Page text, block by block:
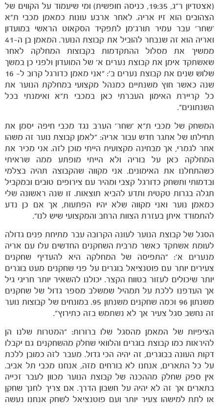
הקבוצות
(אצטדיון ר"ג, 19:35, כניסה חופשית) ומי שיעמוד על הקווים של
הצהובים הוא זיו אריה. לאחר ארבע עונות כמאמן מכבי ת"א
'שחר' עבר עמיר תורג'מן לתפקיד הסקאוט הראשי במועדון
ואריה הוא זה שנבחר להוביל את קבוצת הנוער. המאמן בן ה-41
ממשיך את מסלול ההתקדמות בקבוצות המחלקה לאחר
שאשתקד אימן את קבוצת נערים א' של המועדון ולפני כן במשך
שלוש שנים את קבוצת נערים ב': "אני מאמן כדורגל קרוב ל- 16
שנה כאשר חוץ משנתיים כמנהל מקצועי במחלקת הנוער את
כל קריירת האימון העברתי כאן במכבי ת"א ואימנתי בכל
השנתונים".
המשחק של מכבי ת"א 'שחר' הערב נגד מכבי חיפה יסמן את
תחילתו של אתגר חדש עבור אריה: "לאמן קבוצת נוער זה משהו
אחר לגמרי, אך מבחינה מקצועית הייתי מוכן לזה. אני מכיר את
המחלקה כאן על בוריה ולא הייתי מופתע ממה שראיתי
כשהתחלנו את האימונים. אני מקווה שהקבוצה תהיה בצלמי
ובדמותי ותשחק כדורגל קצבי ומהיר עם צירופים טובים ובמקביל
תגלה בגרות טקטית ותדע להביא תוצאות. זו שנה ראשונה שלי
כמאמן נוער ואני מקווה שלא יהיו הפתעות, אך אם כן נדע
להתמודד איתן בעזרת הצוות הרחב והמקצועי שיש לנו".
הסגל של קבוצת הנוער לעונה הקרובה עבר מתיחת פנים גדולה
לעומת אשתקד כאשר מרבית השחקנים החדשים עלו עם אריה
מנערים א': "התפיסה של המחלקה היא להעדיף שחקנים
צעירים יותר עם פוטנציאל בוגרים על פני שחקנים מעט בוגרים
יותר שיכולים לעזור בטווח הקצר. יכולנו להשאיר יותר חריגי גיל
אך העדפנו ללכת על תמהיל שמשלב מספר גדול של שחקנים
משנתון 96 וכמה שחקנים משנתון 95. במונחים של קבוצות נוער
זה נחשב סגל צעיר אך לא נשתמש בזה כתירוץ".
הציפיות של המאמן מהסגל שלו ברורות: "המטרות שלנו הן
להיראות כמו קבוצת בוגרים והלוואי שחלק מהשחקנים גם יקבלו
דקות העונה בבוגרים, זה יהיה הכי גדול. מעבר לזה כמובן ללכת
על כל התארים, אנחנו לא בורחים מזה, אנחנו מכבי תל אביב.
אין ספק שחלק מההכנה של קבוצת הנוער מכוון לעבר זכייה
בתארים אך זה לא יהיה על חשבון הדרך. אם צריך לחנך שחקן
או לתת למישהו צעיר יותר ועם פוטנציאל לשחק אנחנו נעשה